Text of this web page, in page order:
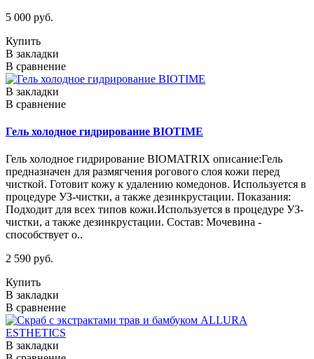
5 000 руб.
Купить
В закладки
В сравнение
В закладки
В сравнение
Гель холодное гидрирование BIOTIME
Гель холодное гидрирование BIOMATRIX описание:Гель
предназначен для размягчения рогового слоя кожи перед
чисткой. Готовит кожу к удалению комедонов. Используется в
процедуре УЗ-чистки, а также дезинкрустации. Показания:
Подходит для всех типов кожи.Используется в процедуре УЗ-
чистки, а также дезинкрустации. Состав: Мочевина -
способствует о..
2 590 руб.
Купить
В закладки
В сравнение
В закладки